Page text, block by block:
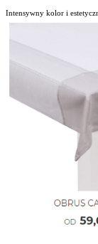
Intensywny kolor i